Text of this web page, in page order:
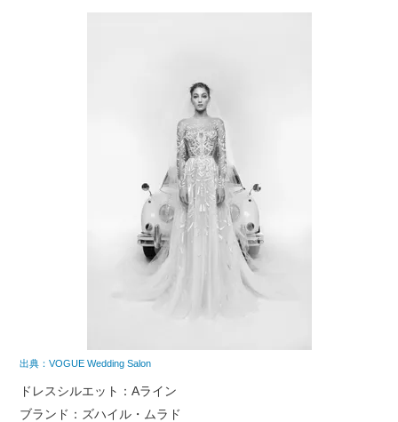
出典：VOGUE Wedding Salon
ドレスシルエット：Aライン
ブランド：ズハイル・ムラド